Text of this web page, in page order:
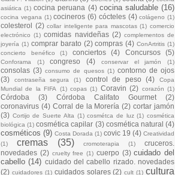
asiática (1) cocina peruana (4) cocina saludable (16)
cocina vegana (1) cocineros (6) cócteles (4) colágeno (1)
colesterol (2) collar inteligente para mascotas (1) comercio
electrónico (1) comidas navideñas (2) complementos de
joyería (1) comprar barato (2) compras (4) ConArtritis (1)
concierto benéfico
(1) conciertos (4) Concursos (5)
Conforama (1) congreso (4) conservar el jamón (1)
consolas (3) consumo de quesos (1) contorno de ojos
(3)
contraseña segura (1) control de peso (4)
Copa
Mundial de la FIFA (1) copas (1) Coravin (2) corazón (1)
Córdoba (3) Córdoba Califato Gourmet
(2)
coronavirus (4) Corral de la Morería (2) cortar jamón
(3) Cortijo de Suerte Alta (1) cosmétca de luz (1) cosmética
biológica (1) cosmética capilar (3) cosmética natural (4)
cosméticos (9) Costa Dorada (1) covic 19 (4) Creatividad
(1)
cremas (35) cromoterapia (1)
cruceros.
novedades (2) cruelty free (1) cuerpo (3) cuidado del
cabello (14) cuidado del cabello rizado. novedades
(2) cuidadores (1) cuidados solares (2) cult (1) cultura